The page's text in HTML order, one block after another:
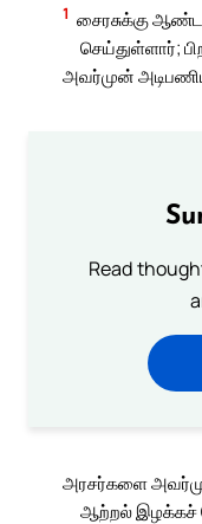
1 சைரசுக்கு
செய்துள்ளார்;
அவர்முன்
Read
அரசர்களை
ஆற்றல் இழக்கச்